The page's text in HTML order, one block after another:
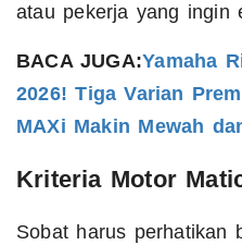
atau pekerja yang ingin
BACA JUGA:Yamaha
2026! Tiga Varian
MAXi Makin Mewah
Kriteria Motor
Sobat harus perhatikan